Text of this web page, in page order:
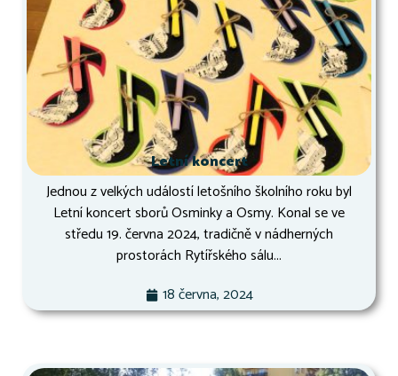
Letní koncert
Jednou z velkých událostí letošního školního roku byl
Letní koncert sborů Osminky a Osmy. Konal se ve
středu 19. června 2024, tradičně v nádherných
prostorách Rytířského sálu...
18 června, 2024